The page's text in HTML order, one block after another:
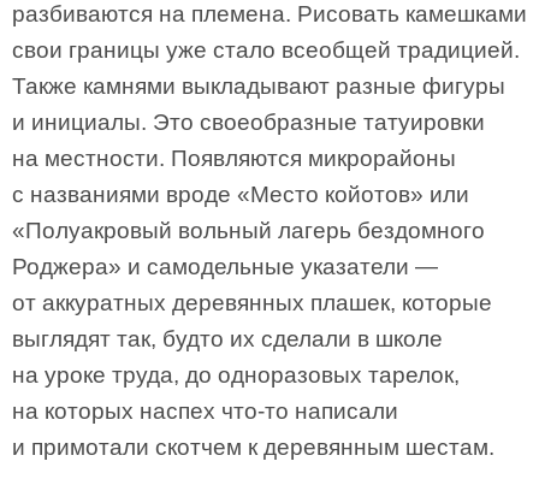
разбиваются на племена. Рисовать камешками
свои границы уже стало всеобщей традицией.
Также камнями выкладывают разные фигуры
и инициалы. Это своеобразные татуировки
на местности. Появляются микрорайоны
с названиями вроде «Место койотов» или
«Полуакровый вольный лагерь бездомного
Роджера» и самодельные указатели —
от аккуратных деревянных плашек, которые
выглядят так, будто их сделали в школе
на уроке труда, до одноразовых тарелок,
на которых наспех что-то написали
и примотали скотчем к деревянным шестам.